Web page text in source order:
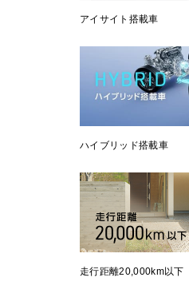
アイサイト搭載車
ハイブリッド搭載車
走行距離20,000km以下